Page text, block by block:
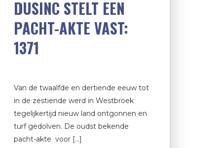
DUSINC STELT EEN
PACHT-AKTE VAST:
1371
Van de twaalfde en dertiende eeuw tot
in de zestiende werd in Westbroek
tegelijkertijd nieuw land ontgonnen en
turf gedolven. De oudst bekende
pacht-akte voor […]